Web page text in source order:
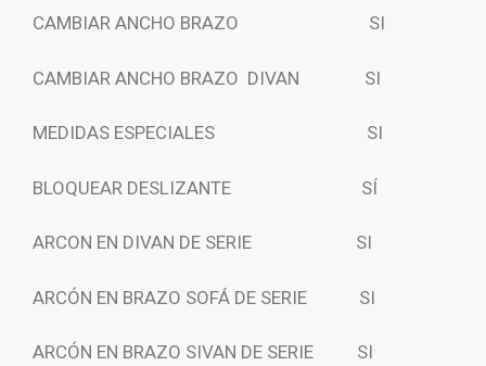
CAMBIAR ANCHO BRAZO SI
CAMBIAR ANCHO BRAZO DIVAN SI
MEDIDAS ESPECIALES SI
BLOQUEAR DESLIZANTE SÍ
ARCON EN DIVAN DE SERIE SI
ARCÓN EN BRAZO SOFÁ DE SERIE SI
ARCÓN EN BRAZO SIVAN DE SERIE SI